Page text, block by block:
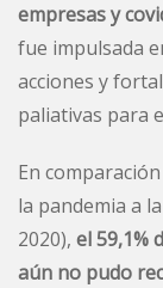
empresas y
fue impulsada
acciones y
paliativas para
En
la pandemia a
2020), el 59,1%
aún no pudo